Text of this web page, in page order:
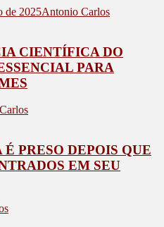
de 2025Antonio Carlos
CIENTÍFICA DO
PARA
PRESO DEPOIS QUE
EM SEU